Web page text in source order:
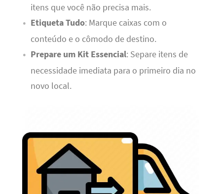
itens que você não precisa mais.
Etiqueta Tudo: Marque caixas com o
conteúdo e o cômodo de destino.
Prepare um Kit Essencial: Separe itens de
necessidade imediata para o primeiro dia no
novo local.